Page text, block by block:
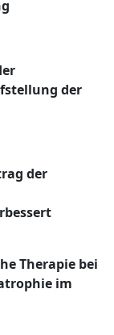
der
der
Therapie bei
im